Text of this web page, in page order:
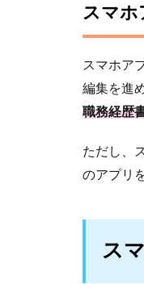
スマホ
スマホア
編集を進
職務経歴
ただし、
のアプリ
ス